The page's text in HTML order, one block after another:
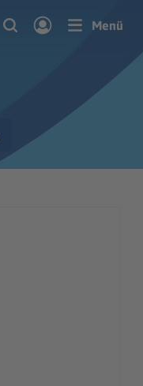
Menü